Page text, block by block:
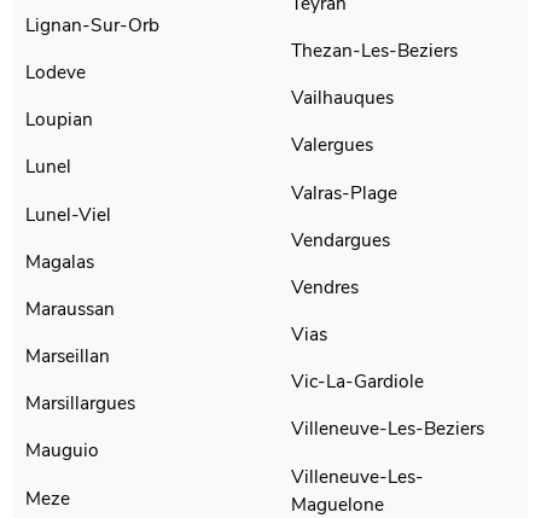
Lignan-Sur-Orb
Lodeve
Loupian
Lunel
Lunel-Viel
Magalas
Maraussan
Marseillan
Marsillargues
Mauguio
Meze
Thezan-Les-Beziers
Vailhauques
Valergues
Valras-Plage
Vendargues
Vendres
Vias
Vic-La-Gardiole
Villeneuve-Les-Beziers
Villeneuve-Les-
Maguelone